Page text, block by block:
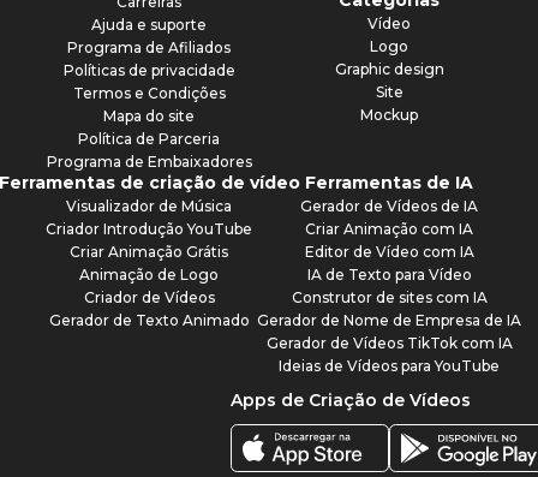
Ajuda e suporte
Programa de Afiliados
Políticas de privacidade
Termos e Condições
Mapa do site
Política de Parceria
Programa de Embaixadores
Vídeo
Logo
Graphic design
Site
Mockup
de criação de vídeo
Visualizador de Música
Criador Introdução YouTube
Criar Animação Grátis
Animação de Logo
Criador de Vídeos
Gerador de Texto Animado
Ferramentas de IA
Gerador de Vídeos de IA
Criar Animação com IA
Editor de Vídeo com IA
IA de Texto para Vídeo
Construtor de sites com IA
Gerador de Nome de Empresa de IA
Gerador de Vídeos TikTok com IA
Ideias de Vídeos para YouTube
Apps de Criação de Vídeos